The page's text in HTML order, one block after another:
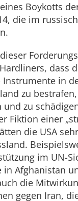
Boykotts
die im
dass
in
zu bestrafen,
und zu
Fiktion einer
die USA
im UN-
in Afghanistan
die
gegen Iran,